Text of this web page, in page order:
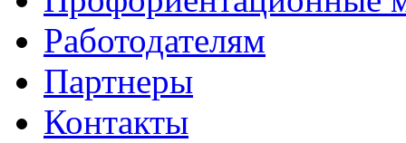
Работодателям
Партнеры
Контакты